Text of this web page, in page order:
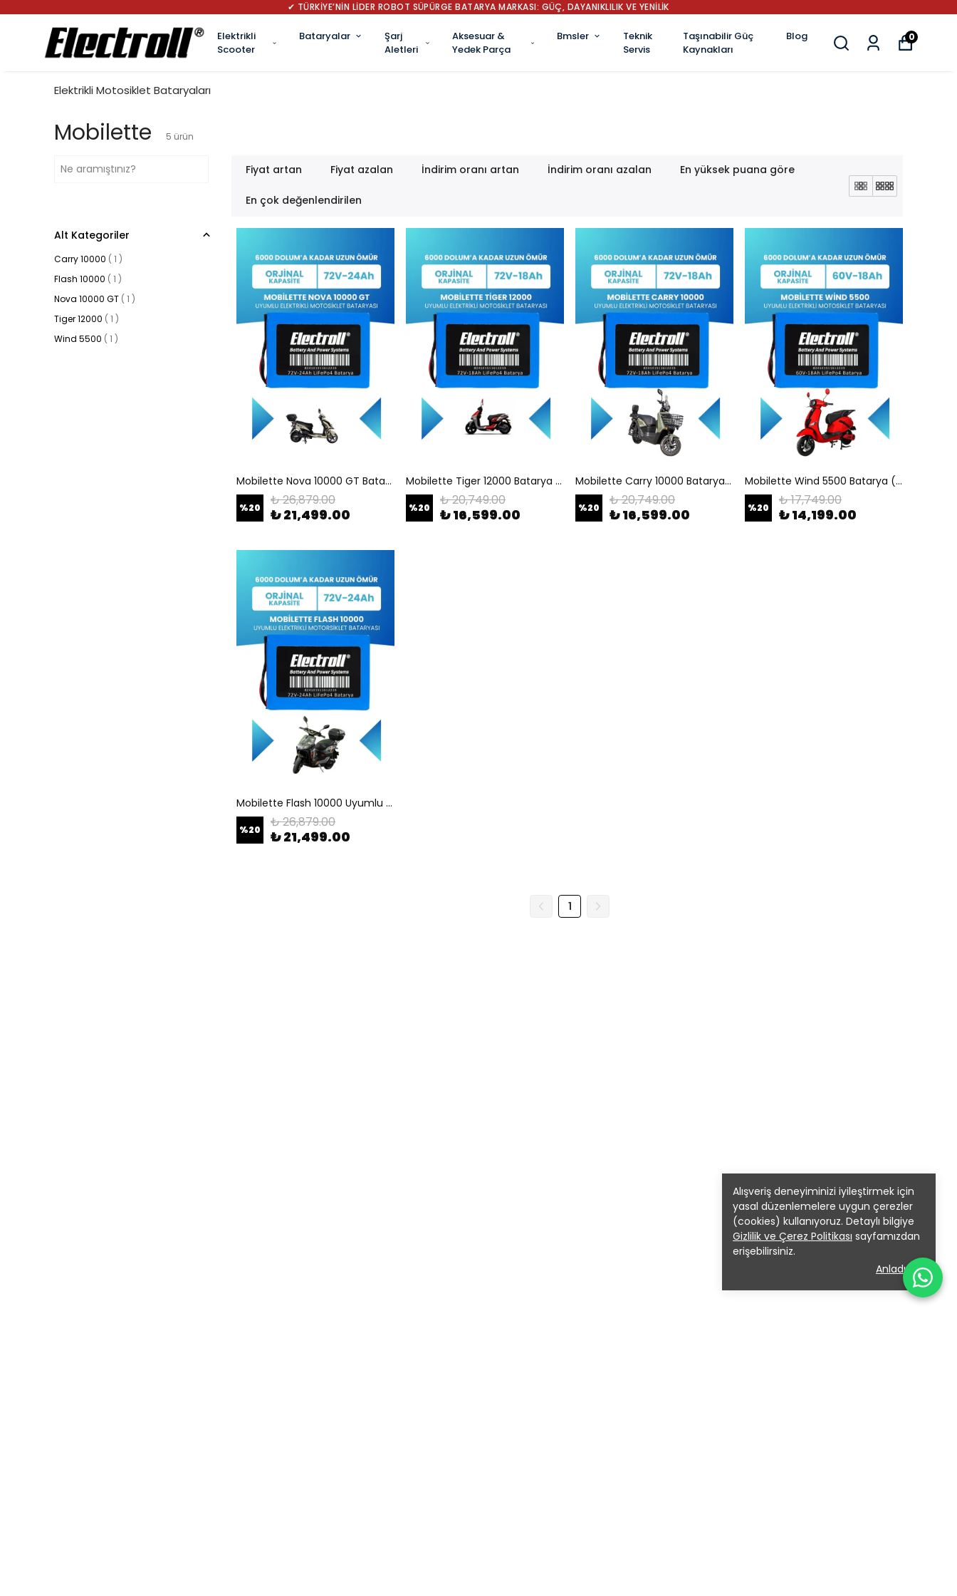
✔ TÜRKİYE’NİN LİDER ROBOT SÜPÜRGE BATARYA MARKASI: GÜÇ, DAYANIKLILIK VE YENİLİK
Elektrikli
Scooter
Bataryalar
Şarj
Aletleri
Aksesuar &
Yedek Parça
Bmsler
Teknik
Servis
Taşınabilir Güç
Kaynakları
Blog 0
Alışveriş deneyiminizi iyileştirmek için
yasal düzenlemelere uygun çerezler
(cookies) kullanıyoruz. Detaylı bilgiye
Gizlilik ve Çerez Politikası sayfamızdan
erişebilirsiniz.
Anladım
Elektrikli Motosiklet Bataryaları
Mobilette 5 ürün
Fiyat artan Fiyat azalan İndirim oranı artan İndirim oranı azalan En yüksek puana göre
En çok değenlendirilen
Alt Kategoriler
Carry 10000 ( 1 )
Flash 10000 ( 1 )
Nova 10000 GT ( 1 )
Tiger 12000 ( 1 )
Wind 5500 ( 1 )
Mobilette Nova 10000 GT Batarya (Standart Kapasite) LiFePO4 72V 24Ah Elektrikli Motosiklet Bataryası
%20 ₺ 26,879.00
₺ 21,499.00
Mobilette Tiger 12000 Batarya (Standart Kapasite) LiFePO4 72V 18Ah Elektrikli Motosiklet Bataryası
%20 ₺ 20,749.00
₺ 16,599.00
Mobilette Carry 10000 Batarya (Standart Kapasite) LiFePO4 72V 18Ah Elektrikli Motosiklet Bataryası
%20 ₺ 20,749.00
₺ 16,599.00
Mobilette Wind 5500 Batarya (Standart Kapasite) LiFePO4 60V 18Ah Elektrikli Motosiklet Bataryası
%20 ₺ 17,749.00
₺ 14,199.00
Mobilette Flash 10000 Uyumlu Batarya (Standart Kapasite) LiFePO4 72V 24Ah Elektrikli Motorsiklet Bataryası
%20 ₺ 26,879.00
₺ 21,499.00
1